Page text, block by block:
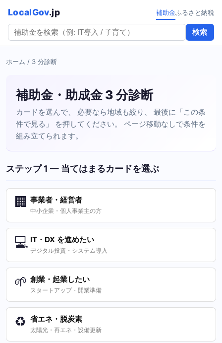
LocalGov.jp
検索
補助金ふるさと納税
ホーム / 3 分診断
補助金・助成金 3 分診断
カードを選んで、 必要なら地域も絞り、 最後に「この条
件で見る」 を押してください。 ページ移動なしで条件を
組み立てられます。
ステップ 1 — 当てはまるカードを選ぶ
🏢 事業者・経営者
中小企業・個人事業主の方
💻 IT・DX を進めたい
デジタル投資・システム導入
🌱 創業・起業したい
スタートアップ・開業準備
♻️ 省エネ・脱炭素
太陽光・再エネ・設備更新